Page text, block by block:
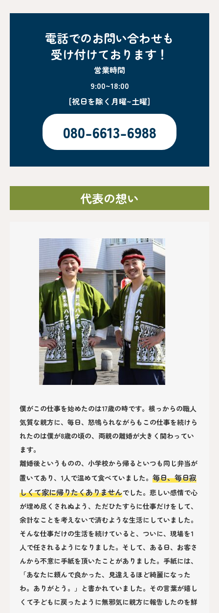
電話でのお問い合わせも
受け付けております！
営業時間
9:00~18:00
[祝日を除く月曜~土曜]
080-6613-6988
代表の想い
僕がこの仕事を始めたのは17歳の時です。根っからの職人
気質な親方に、毎日、怒鳴られながらもこの仕事を続けら
れたのは僕が8歳の頃の、両親の離婚が大きく関わってい
ます。
離婚後というものの、小学校から帰るといつも同じ弁当が
置いてあり、1人で温めて食べていました。 毎日、毎日寂
しくて家に帰りたくありませんでした。悲しい感情で心
が埋め尽くされぬよう、ただひたすらに仕事だけをして、
余計なことを考えないで済むような生活にしていました。
そんな仕事だけの生活を続けていると、ついに、現場を1
人で任されるようになりました。そして、ある日、お客さ
んから不意に手紙を頂いたことがありました。手紙には、
「あなたに頼んで良かった、見違えるほど綺麗になった
わ。ありがとう。」と書かれていました。その言葉が嬉し
くて子どもに戻ったように無邪気に親方に報告したのを鮮